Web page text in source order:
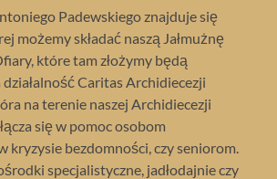
Padewskiego znajduje się
możemy składać naszą Jałmużnę
które tam złożymy będą
działalność Caritas Archidiecezji
na terenie naszej Archidiecezji
się w pomoc osobom
kryzysie bezdomności, czy seniorom.
specjalistyczne, jadłodajnie czy